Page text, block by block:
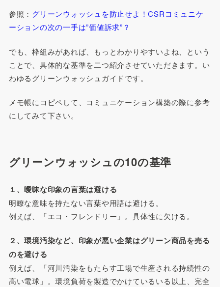
参照： グリーンウォッシュを防止せよ！CSRコミュニケ
ーションの次の一手は”価値訴求”？
でも、枠組みがあれば、もっとわかりやすいよね、という
ことで、具体的な基準を二つ紹介させていただきます。い
わゆるグリーンウォッシュガイドです。
メモ帳にコピペして、コミュニケーション構築の際に参考
にしてみて下さい。
グリーンウォッシュの10の基準
１、曖昧な印象の言葉は避ける
明瞭な意味を持たない言葉や用語は避ける。
例えば、「エコ・フレンドリー」。具体性に欠ける。
２、環境汚染など、印象が悪い企業はグリーン商品を売る
のを避ける
例えば、「河川汚染をもたらす工場で生産される持続性の
高い電球」。環境負荷を製造でかけているいる以上、完全